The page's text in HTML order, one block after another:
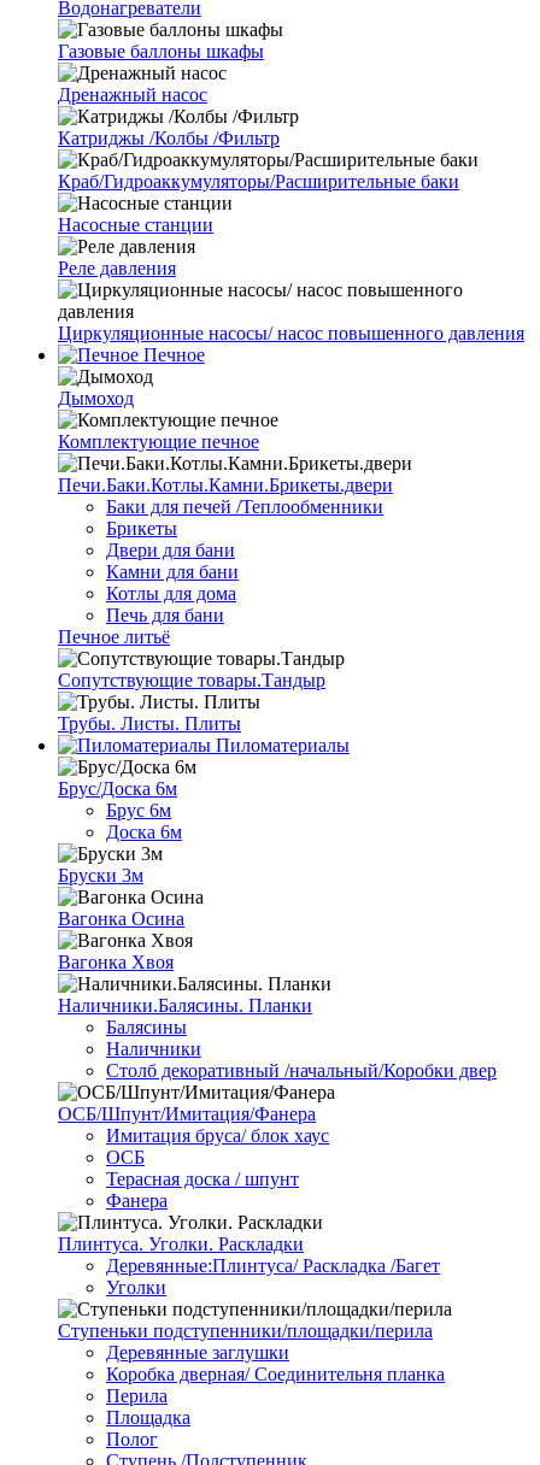
Водонагреватели
Газовые баллоны шкафы
Дренажный насос
Катриджы /Колбы /Фильтр
Краб/Гидроаккумуляторы/Расширительные баки
Насосные станции
Реле давления
Циркуляционные насосы/ насос повышенного давления
Печное
Дымоход
Комплектующие печное
Печи.Баки.Котлы.Камни.Брикеты.двери
Баки для печей /Теплообменники
Брикеты
Двери для бани
Камни для бани
Котлы для дома
Печь для бани
Печное литьё
Сопутствующие товары.Тандыр
Трубы. Листы. Плиты
Пиломатериалы
Брус/Доска 6м
Брус 6м
Доска 6м
Бруски 3м
Вагонка Осина
Вагонка Хвоя
Наличники.Балясины. Планки
Балясины
Наличники
Столб декоративный /начальный/Коробки двер
ОСБ/Шпунт/Имитация/Фанера
Имитация бруса/ блок хаус
ОСБ
Терасная доска / шпунт
Фанера
Плинтуса. Уголки. Раскладки
Деревянные:Плинтуса/ Раскладка /Багет
Уголки
Ступеньки подступенники/площадки/перила
Деревянные заглушки
Коробка дверная/ Соединительня планка
Перила
Площадка
Полог
Ступень /Подступенник